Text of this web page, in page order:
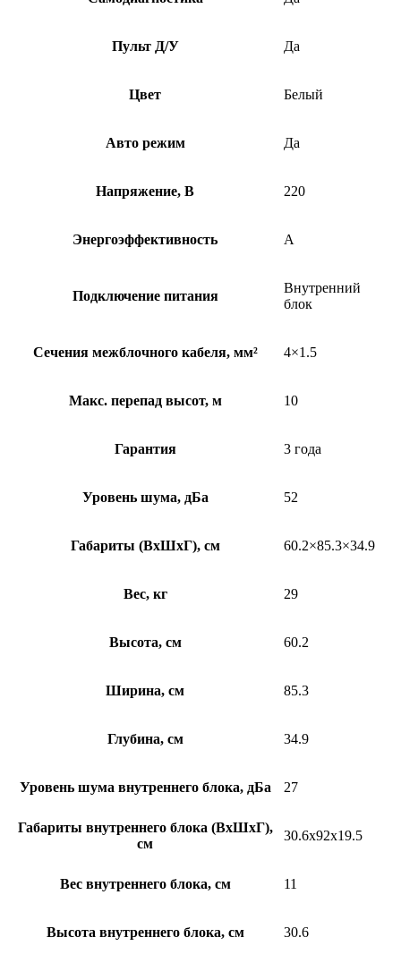
Пульт Д/У Да
Цвет Белый
Авто режим Да
Напряжение, В 220
Энергоэффективность A
Подключение питания
Внутренний
блок
Сечения межблочного кабеля, мм² 4×1.5
Макс. перепад высот, м 10
Гарантия 3 года
Уровень шума, дБа 52
Габариты (ВхШхГ), см 60.2×85.3×34.9
Вес, кг 29
Высота, см 60.2
Ширина, см 85.3
Глубина, см 34.9
Уровень шума внутреннего блока, дБа 27
Габариты внутреннего блока (ВхШхГ),
см
30.6x92x19.5
Вес внутреннего блока, см 11
Высота внутреннего блока, см 30.6